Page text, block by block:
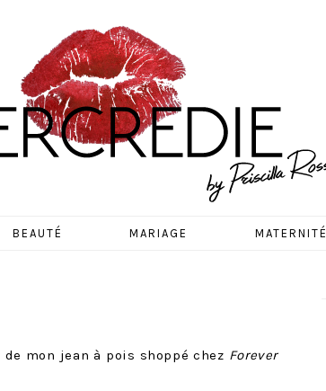
BEAUTÉ MARIAGE MATERNITÉ
de mon jean à pois shoppé chez Forever